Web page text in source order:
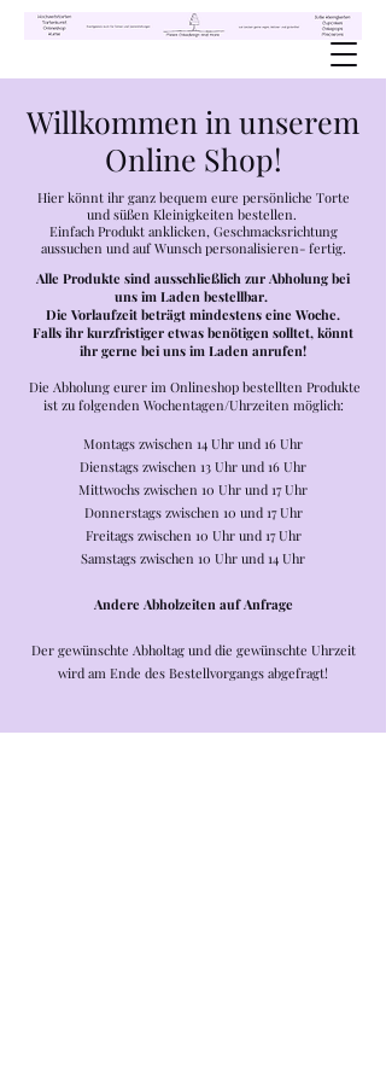
Willkommen in unserem
Online Shop!
Hier könnt ihr ganz bequem eure persönliche Torte
und süßen Kleinigkeiten bestellen.
Einfach Produkt anklicken, Geschmacksrichtung
aussuchen und auf Wunsch personalisieren- fertig.
Alle Produkte sind ausschließlich zur Abholung bei
uns im Laden bestellbar.
Die Vorlaufzeit beträgt mindestens eine Woche.
Falls ihr kurzfristiger etwas benötigen solltet, könnt
ihr gerne bei uns im Laden anrufen!
Die Abholung eurer im Onlineshop bestellten Produkte
ist zu folgenden Wochentagen/Uhrzeiten möglich:
Montags zwischen 14 Uhr und 16 Uhr
Dienstags zwischen 13 Uhr und 16 Uhr
Mittwochs zwischen 10 Uhr und 17 Uhr
Donnerstags zwischen 10 und 17 Uhr
Freitags zwischen 10 Uhr und 17 Uhr
Samstags zwischen 10 Uhr und 14 Uhr
Andere Abholzeiten auf Anfrage
Der gewünschte Abholtag und die gewünschte Uhrzeit
wird am Ende des Bestellvorgangs abgefragt!